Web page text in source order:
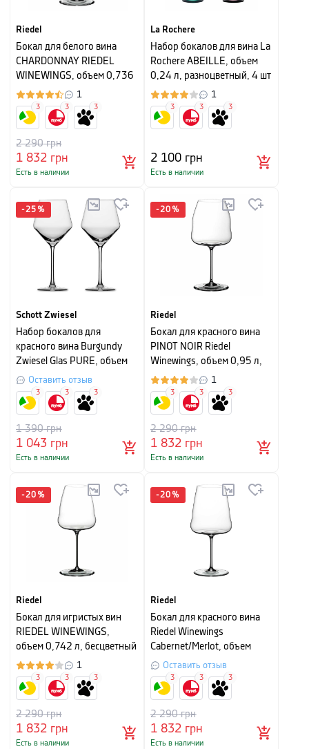
Riedel
Бокал для белого вина
CHARDONNAY RIEDEL
WINEWINGS, объем 0,736
л, бесцветный1
1 832 грн
2 290грн
Есть в наличии
3 3 3
La Rochere
Набор бокалов для вина La
Rochere ABEILLE, объем
0,24 л, разноцветный, 4 шт
1
2 100 грн
Есть в наличии
3 3 3
-25 %
Schott Zwiesel
Набор бокалов для
красного вина Burgundy
Zwiesel Glas PURE, объем
0,692 л, прозрачный, 2 шт
Оставить отзыв
1 043 грн
1 390грн
Есть в наличии
3 3 3
-20 %
Riedel
Бокал для красного вина
PINOT NOIR Riedel
Winewings, объем 0,95 л,
прозрачный
1
1 832 грн
2 290грн
Есть в наличии
3 3 3
-20 %
Riedel
Бокал для игристых вин
RIEDEL WINEWINGS,
объем 0,742 л, бесцветный
1
1 832 грн
2 290грн
Есть в наличии
3 3 3
-20 %
Riedel
Бокал для красного вина
Riedel Winewings
Cabernet/Merlot, объем
1,002л
Оставить отзыв
1 832 грн
2 290грн
Есть в наличии
3 3 3